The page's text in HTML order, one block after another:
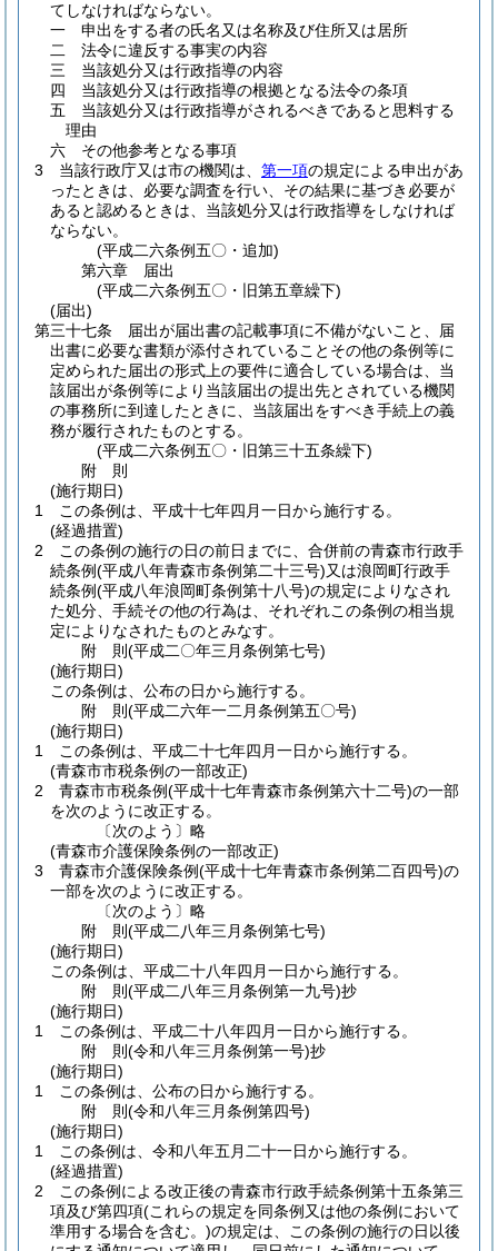
てしなければならない。
一
申出をする者の氏名又は名称及び住所又は居所
二
法令に違反する事実の内容
三
当該処分又は行政指導の内容
四
当該処分又は行政指導の根拠となる法令の条項
五
当該処分又は行政指導がされるべきであると思料する
理由
六
その他参考となる事項
3
当該行政庁又は市の機関は、 第一項の規定による申出があ
ったときは、必要な調査を行い、その結果に基づき必要が
あると認めるときは、当該処分又は行政指導をしなければ
ならない。
(平成二六条例五〇・追加)
第六章
届出
(平成二六条例五〇・旧第五章繰下)
(届出)
第三十七条
届出が届出書の記載事項に不備がないこと、届
出書に必要な書類が添付されていることその他の条例等に
定められた届出の形式上の要件に適合している場合は、当
該届出が条例等により当該届出の提出先とされている機関
の事務所に到達したときに、当該届出をすべき手続上の義
務が履行されたものとする。
(平成二六条例五〇・旧第三十五条繰下)
附 則
(施行期日)
1
この条例は、平成十七年四月一日から施行する。
(経過措置)
2
この条例の施行の日の前日までに、合併前の青森市行政手
続条例(平成八年青森市条例第二十三号)又は浪岡町行政手
続条例(平成八年浪岡町条例第十八号)の規定によりなされ
た処分、手続その他の行為は、それぞれこの条例の相当規
定によりなされたものとみなす。
附 則(平成二〇年三月条例第七号)
(施行期日)
この条例は、公布の日から施行する。
附 則(平成二六年一二月条例第五〇号)
(施行期日)
1
この条例は、平成二十七年四月一日から施行する。
(青森市市税条例の一部改正)
2
青森市市税条例(平成十七年青森市条例第六十二号)の一部
を次のように改正する。
〔次のよう〕略
(青森市介護保険条例の一部改正)
3
青森市介護保険条例(平成十七年青森市条例第二百四号)の
一部を次のように改正する。
〔次のよう〕略
附 則(平成二八年三月条例第七号)
(施行期日)
この条例は、平成二十八年四月一日から施行する。
附 則(平成二八年三月条例第一九号)抄
(施行期日)
1
この条例は、平成二十八年四月一日から施行する。
附 則(令和八年三月条例第一号)抄
(施行期日)
1
この条例は、公布の日から施行する。
附 則(令和八年三月条例第四号)
(施行期日)
1
この条例は、令和八年五月二十一日から施行する。
(経過措置)
2
この条例による改正後の青森市行政手続条例第十五条第三
項及び第四項(これらの規定を同条例又は他の条例において
準用する場合を含む。)の規定は、この条例の施行の日以後